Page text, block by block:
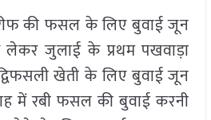
की फसल के लिए बुवाई जून
लेकर जुलाई के प्रथम पखवाड़ा
खेती के लिए बुवाई जून
में रबी फसल की बुवाई करनी